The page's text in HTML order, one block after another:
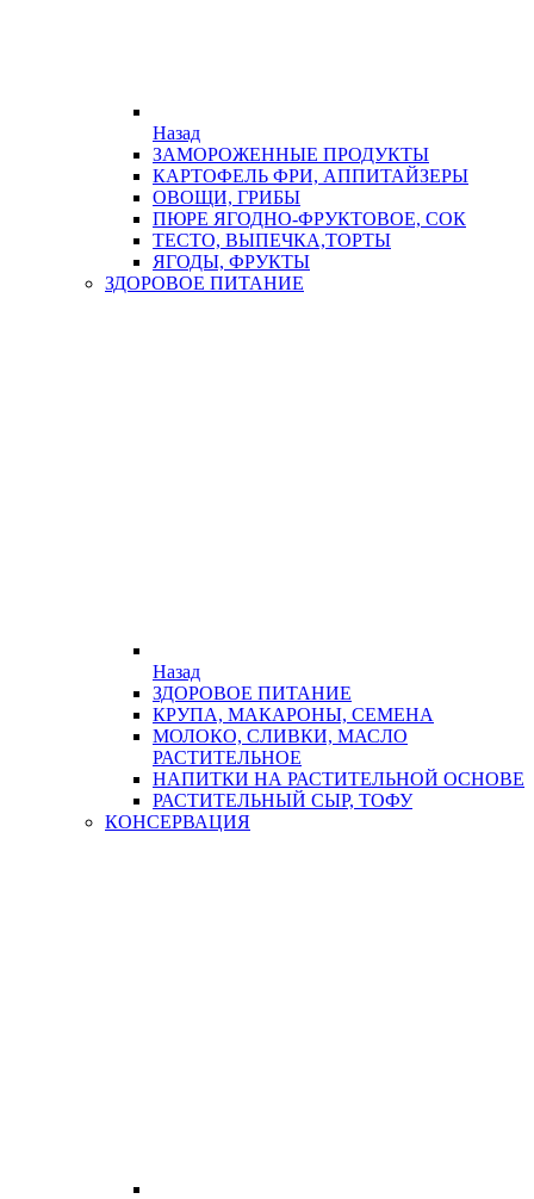
Назад
ЗАМОРОЖЕННЫЕ ПРОДУКТЫ
КАРТОФЕЛЬ ФРИ, АППИТАЙЗЕРЫ
ОВОЩИ, ГРИБЫ
ПЮРЕ ЯГОДНО-ФРУКТОВОЕ, СОК
ТЕСТО, ВЫПЕЧКА,ТОРТЫ
ЯГОДЫ, ФРУКТЫ
ЗДОРОВОЕ ПИТАНИЕ
Назад
ЗДОРОВОЕ ПИТАНИЕ
КРУПА, МАКАРОНЫ, СЕМЕНА
МОЛОКО, СЛИВКИ, МАСЛО
РАСТИТЕЛЬНОЕ
НАПИТКИ НА РАСТИТЕЛЬНОЙ ОСНОВЕ
РАСТИТЕЛЬНЫЙ СЫР, ТОФУ
КОНСЕРВАЦИЯ